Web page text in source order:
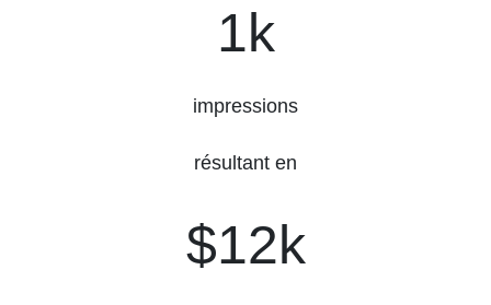
1k
impressions
résultant en
$12k